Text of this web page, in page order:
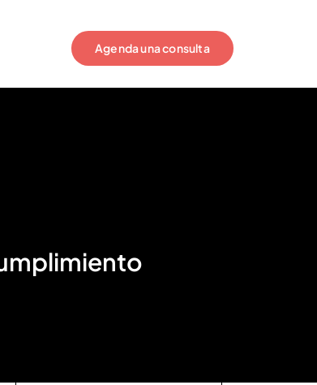
Agenda una consulta